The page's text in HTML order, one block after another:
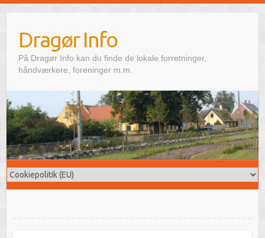
Dragør Info
På Dragør Info kan du finde de lokale forretninger,
håndværkere, foreninger m.m.